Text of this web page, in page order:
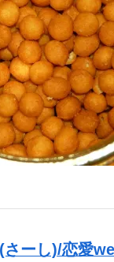
ーし)/恋愛